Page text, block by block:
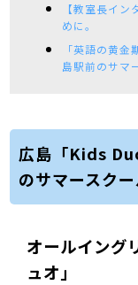
【教室長イ
めに。
「英語の黄
島駅前のサマ
広島「Kids
のサマースク
オールイング
ュオ」